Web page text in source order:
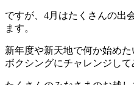
ですが、4月はたくさんの出
ます。
新年度や新天地で何か始め
ボクシングにチャレンジして